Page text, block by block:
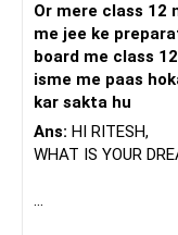
Or mere class 12
me jee ke preparation
board me class 12 ka
isme me paas
kar sakta hu
Ans: HI RITESH,
WHAT IS YOUR